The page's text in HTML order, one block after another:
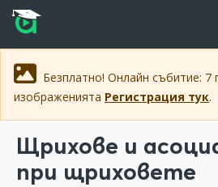
Прескочи към основното съдържание
Прескочи към навигацията
Безплатно! Онлайн събитие: 7
изображенията Регистрация тук.
Щрихове и
при щриховете